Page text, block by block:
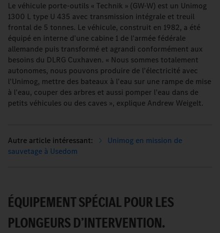
Le véhicule porte-outils « Technik » (GW-W) est un Unimog
1300 L type U 435 avec transmission intégrale et treuil
frontal de 5 tonnes. Le véhicule, construit en 1982, a été
équipé en interne d'une cabine 1 de l'armée fédérale
allemande puis transformé et agrandi conformément aux
besoins du DLRG Cuxhaven. « Nous sommes totalement
autonomes, nous pouvons produire de l'électricité avec
l'Unimog, mettre des bateaux à l'eau sur une rampe de mise
à l'eau, couper des arbres et aussi pomper l'eau dans de
petits véhicules ou des caves », explique Andrew Weigelt.
Unimog en mission de
sauvetage à Usedom
ÉQUIPEMENT SPÉCIAL POUR LES
PLONGEURS D’INTERVENTION.